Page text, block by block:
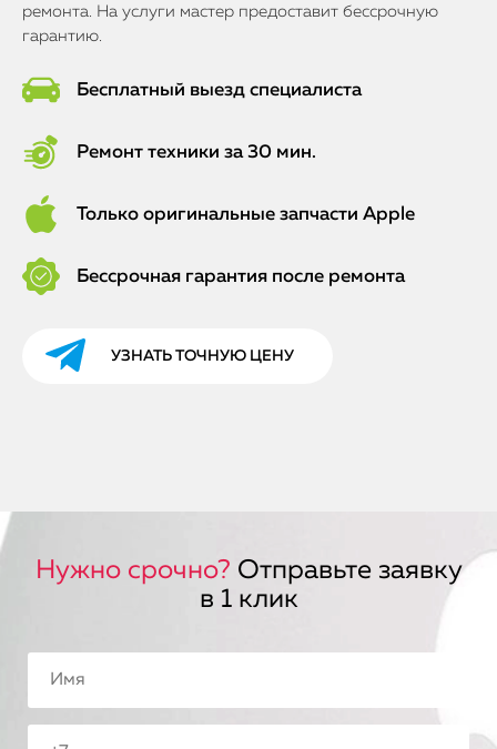
ремонта. На услуги мастер предоставит бессрочную
гарантию.
Бесплатный выезд специалиста
Ремонт техники за 30 мин.
Только оригинальные запчасти Apple
Бессрочная гарантия после ремонта
УЗНАТЬ ТОЧНУЮ ЦЕНУ
Нужно срочно? Отправьте заявку
в 1 клик